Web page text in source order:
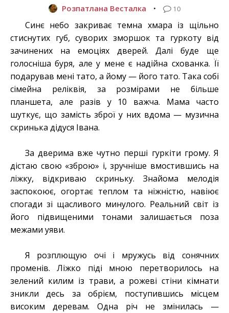
Розпатлана Весталка • 10
Синє небо закриває темна хмара із щільно
стиснутих губ, суворих зморшок та гуркоту від
зачинених на емоціях дверей. Далі буде ще
голосніша буря, але у мене є надійна схованка. Її
подарував мені тато, а йому — його тато. Така собі
сімейна реліквія, за розмірами не більше
планшета, але разів у 10 важча. Мама часто
шуткує, що замість зброї у них вдома — музична
скринька дідуся Івана.
За дверима вже чутно перші гуркіти грому. Я
дістаю свою «зброю» і, зручніше вмостившись на
ліжку, відкриваю скриньку. Знайома мелодія
заспокоює, огортає теплом та ніжністю, навіює
спогади зі щасливого минулого. Реальний світ із
його підвищеними тонами залишається поза
межами уяви.
Я розплющую очі і мружусь від сонячних
променів. Ліжко піді мною перетворилось на
зелений килим із трави, а рожеві стіни кімнати
зникли десь за обрієм, поступившись місцем
високим деревам. Одна річ не змінилась —